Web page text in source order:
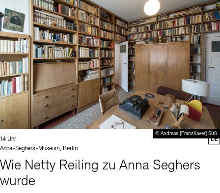
© Andreas [FranzXaver] Süß
Uhrzeit:
14 Uhr
Standort
Anna-Seghers-Museum, Berlin
Wie Netty Reiling zu Anna Seghers
wurde
DE